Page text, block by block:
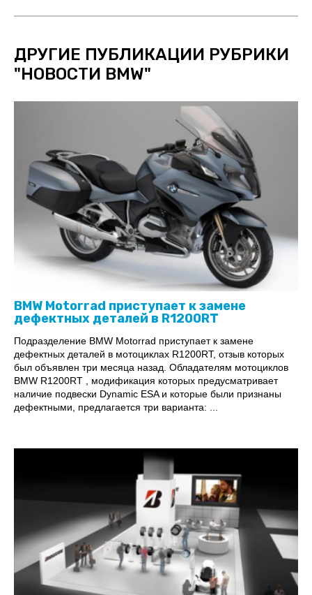
ДРУГИЕ ПУБЛИКАЦИИ РУБРИКИ
"НОВОСТИ BMW"
BMW Motorrad приступает к замене
дефектных деталей в R1200RT
Подразделение BMW Motorrad приступает к замене
дефектных деталей в мотоциклах R1200RT, отзыв которых
был объявлен три месяца назад. Обладателям мотоциклов
BMW R1200RT , модификация которых предусматривает
наличие подвески Dynamic ESA и которые были признаны
дефектными, предлагается три варианта: ...